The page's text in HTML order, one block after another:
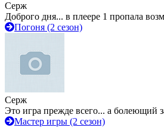
Серж
Доброго дня... в плеере 1 пропала
Погоня (2 сезон)
Серж
Это игра прежде всего... а болеющий
Мастер игры (2 сезон)